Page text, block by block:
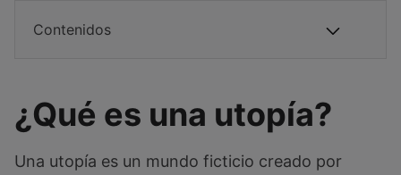
Contenidos
¿Qué es una utopía?
Una utopía es un mundo ficticio creado por